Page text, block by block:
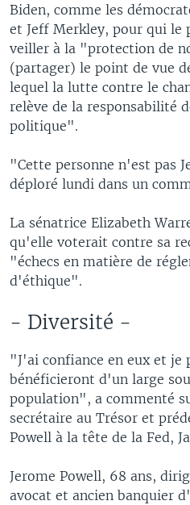
Biden, comme les
et Jeff Merkley, pour qui le
veiller à la "protection de
(partager) le point de vue
lequel la lutte contre le
relève de la responsabilité
politique".
"Cette personne n'est pas
déploré lundi dans un
La sénatrice Elizabeth
qu'elle voterait contre sa
"échecs en matière de
d'éthique".
- Diversité -
"J'ai confiance en eux et je
bénéficieront d'un large
population", a commenté
secrétaire au Trésor et
Powell à la tête de la Fed,
Jerome Powell, 68 ans,
avocat et ancien banquier